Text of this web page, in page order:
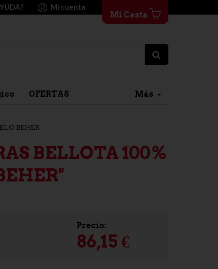
Mi cuenta
Mi Cesta
Más
OFERTAS
BEHER
BELLOTA 100%
Precio:
86,15 €